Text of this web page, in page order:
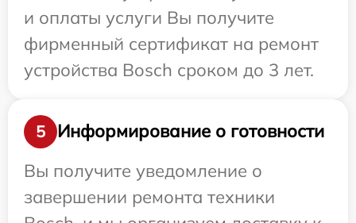
и оплаты услуги Вы получите
фирменный сертификат на ремонт
устройства Bosch сроком до 3 лет.
5
Информирование о готовности
Вы получите уведомление о
завершении ремонта техники